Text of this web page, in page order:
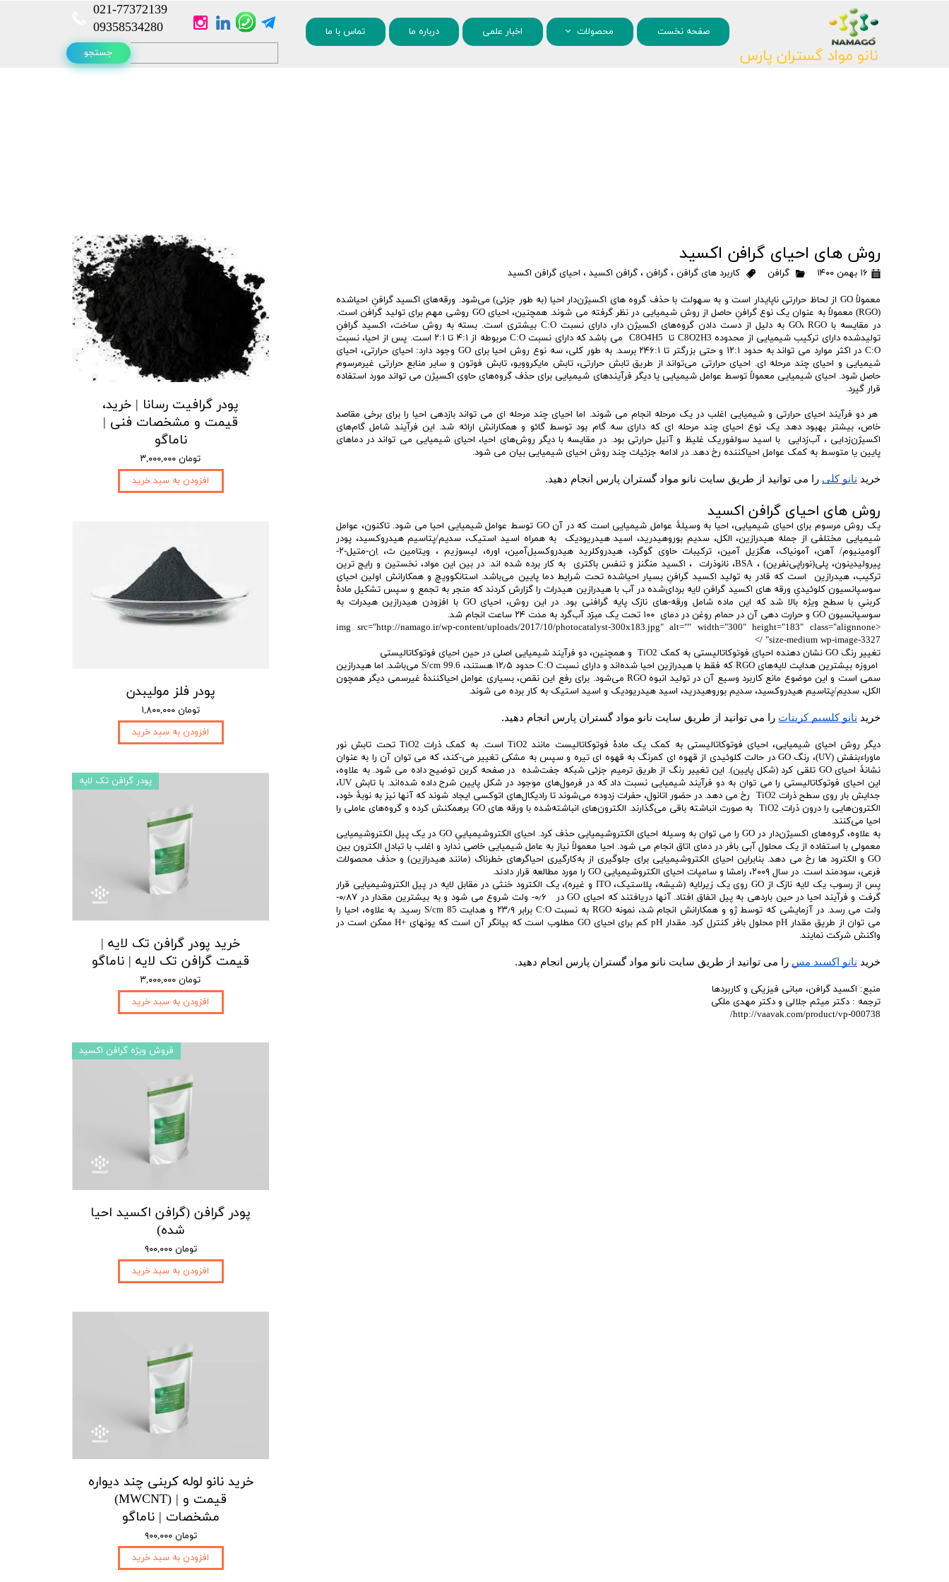
صفحه نخست محصولات اخبار علمی درباره ما تماس با ما
نانو مواد گستران پارس
021-77372139​​​​​​​
​​​​​​​09358534280
جستجو
۰
روش های احیای گرافن اکسید
۱۶ بهمن ۱۴۰۰ گرافن کاربرد های گرافن، گرافن، گرافن اکسید، احیای گرافن اکسید
معمولاً GO از لحاظ حرارتی ناپایدار است و به سهولت با حذف گروه های اکسیژن‌دار احیا (به طور جزئی) می‌شود. ورقه‌های اکسید گرافنِ احیاشده
(RGO) معمولاً به عنوان یک نوع گرافنِ حاصل از روش شیمیایی در نظر گرفته می شوند. همچنین، احیای GO روشی مهم برای تولید گرافن است.
در مقایسه با GO، RGO به دلیل از دست دادن گروه‌های اکسیژن دار، دارای نسبت C:O بیشتری است. بسته به روش ساخت، اکسید گرافنِ
تولیدشده دارای ترکیب شیمیایی از محدوده C8O2H3 تا C8O4H5 می باشد که دارای نسبت C:O مربوطه از ۴:۱ تا ۲:۱ است. پس از احیا، نسبت
C:O در اکثر موارد می تواند به حدود ۱۲:۱ و حتی بزرگتر تا ۲۴۶:۱ برسد. به طور کلی، سه نوع روش احیا برای GO وجود دارد: احیای حرارتی، احیای
شیمیایی و احیای چند مرحله ای. احیای حرارتی می‌تواند از طریق تابش حرارتی، تابش مایکروویو، تابش فوتون و سایر منابع حرارتی غیرمرسوم
حاصل شود. احیای شیمیایی معمولاً توسط عوامل شیمیایی یا دیگر فرآیندهای شیمیایی برای حذف گروه‌های حاوی اکسیژن می تواند مورد استفاده
قرار گیرد.
هر دو فرآیند احیای حرارتی و شیمیایی اغلب در یک مرحله انجام می شوند. اما احیای چند مرحله ای می تواند بازدهی احیا را برای برخی مقاصد
خاص، بیشتر بهبود دهد. یک نوع احیای چند مرحله ای که دارای سه گام بود توسط گائو و همکارانش ارائه شد. این فرآیند شامل گام‌های
اکسیژن‌زدایی ، آب‌زدایی با اسید سولفوریک غلیظ و آنیل حرارتی بود. در مقایسه با دیگر روش‌های احیا، احیای شیمیایی می تواند در دماهای
پایین یا متوسط به کمک عوامل احیاکننده رخ دهد. در ادامه جزئیات چند روش احیای شیمیایی بیان می شود.
خرید نانو کلی را می توانید از طریق سایت نانو مواد گستران پارس انجام دهید.
روش های احیای گرافن اکسید
یک روش مرسوم برای احیای شیمیایی، احیا به وسیلۀ عوامل شیمیایی است که در آن GO توسط عوامل شیمیایی احیا می شود. تاکنون، عوامل
شیمیایی مختلفی از جمله هیدرازین، الکل، سدیم بوروهیدرید، اسید هیدریودیک به همراه اسید استیک، سدیم/پتاسیم هیدروکسید، پودر
آلومینیوم/ آهن، آمونیاک، هگزیل آمین، ترکیبات حاوی گوگرد، هیدروکلرید هیدروکسیل‌آمین، اوره، لیسوزیم ، ویتامین ث، اِن-متیل-۲-
پیرولیدینون، پلی(نوراپی‌نفرین) ، BSA، نانوذرات ، اکسید منگنز و تنفس باکتری به کار برده شده اند. در بین این مواد، نخستین و رایج ترین
ترکیب، هیدرازین است که قادر به تولید اکسید گرافنِ بسیار احیاشده تحت شرایط دما پایین می‌باشد. استانکوویچ و همکارانش اولین احیای
سوسپانسیون کلوئیدیِ ورقه های اکسید گرافنِ لایه بردای‌شده در آب با هیدرازین هیدرات را گزارش کردند که منجر به تجمع و سپس تشکیل مادۀ
کربنیِ با سطح ویژه بالا شد که این ماده شامل ورقه-های نازک پایه گرافنی بود. در این روش، احیای GO با افزودن هیدرازین هیدرات به
سوسپانسیون GO و حرارت دهی آن در حمام روغن در دمای ۱۰۰ تحت یک مبرّد آب‌گرد به مدت ۲۴ ساعت انجام شد.
<img src="http://namago.ir/wp-content/uploads/2017/10/photocatalyst-300x183.jpg" alt="" width="300" height="183" class="alignnone
size-medium wp-image-3327" />
تغییر رنگ GO نشان دهنده احیای فوتوکاتالیستی به کمک TiO2 و همچنین، دو فرآیند شیمیایی اصلی در حین احیای فوتوکاتالیستی
امروزه بیشترین هدایت لایه‌های RGO که فقط با هیدرازین احیا شده‌اند و دارای نسبت C:O حدود ۱۲٫۵ هستند، S/cm 99.6 می‌باشد. اما هیدرازین
سمی است و این موضوع مانع کاربرد وسیع آن در تولید انبوه RGO می‌شود. برای رفع این نقص، بسیاری عوامل احیاکنندۀ غیرسمی دیگر همچون
الکل، سدیم/پتاسیم هیدروکسید، سدیم بوروهیدرید، اسید هیدریودیک و اسید استیک به کار برده می شوند.
خرید نانو کلسیم کربنات را می توانید از طریق سایت نانو مواد گستران پارس انجام دهید.
دیگر روش احیای شیمیایی، احیای فوتوکاتالیستی به کمک یک مادۀ فوتوکاتالیست مانند TiO2 است. به کمک ذرات TiO2 تحت تابش نور
ماوراءبنفش (UV)، رنگ GO در حالت کلوئیدی از قهوه ای کمرنگ به قهوه ای تیره و سپس به مشکی تغییر می-کند، که می توان آن را به عنوان
نشانۀ احیای GO تلقی کرد (شکل پایین). این تغییر رنگ از طریق ترمیم جزئی شبکه جفت‌شده در صفحه کربن توضیح داده می شود. به علاوه،
این احیای فوتوکاتالیستی را می توان به دو فرآیند شیمیایی نسبت داد که در فرمول‌های موجود در شکل پایین شرح داده شده‌اند. با تابش UV،
جدایش بار روی سطح ذرات TiO2 رخ می دهد. در حضور اتانول، حفرات زدوده می‌شوند تا رادیکال‌های اتوکسی ایجاد شوند که آنها نیز به نوبۀ خود،
الکترون‌هایی را درون ذرات TiO2 به صورت انباشته باقی می‌گذارند. الکترون‌های انباشته‌شده با ورقه های GO برهمکنش کرده و گروه‌های عاملی را
احیا می‌کنند.
به علاوه، گروه‌های اکسیژن‌دار در GO را می توان به وسیله احیای الکتروشیمیایی حذف کرد. احیای الکتروشیمیاییِ GO در یک پیل الکتروشیمیایی
معمولی با استفاده از یک محلول آبی بافر در دمای اتاق انجام می شود. احیا معمولاً نیاز به عامل شیمیایی خاصی ندارد و اغلب با تبادل الکترون بین
GO و الکترود ها رخ می دهد. بنابراین احیای الکتروشیمیایی برای جلوگیری از به‌کارگیری احیاگرهای خطرناک (مانند هیدرازین) و حذف محصولات
فرعی، سودمند است. در سال ۲۰۰۹، رامشا و سامپات احیای الکتروشیمیایی GO را مورد مطالعه قرار دادند.
پس از رسوب یک لایه نازک از GO روی یک زیرلایه (شیشه، پلاستیک، ITO و غیره)، یک الکترود خنثی در مقابل لایه در پیل الکتروشیمیایی قرار
گرفت و فرآیند احیا در حین باردهی به پیل اتفاق افتاد. آنها دریافتند که احیای GO در ۰٫۶- ولت شروع می شود و به بیشترین مقدار در ۰٫۸۷-
ولت می رسد. در آزمایشی که توسط ژو و همکارانش انجام شد، نمونه RGO به نسبت C:O برابر ۲۳٫۹ و هدایت S/cm 85 رسید. به علاوه، احیا را
می توان از طریق مقدار pH محلول بافر کنترل کرد. مقدار pH کم برای احیای GO مطلوب است که بیانگر آن است که یونهای +H ممکن است در
واکنش شرکت نمایند.
خرید نانو اکسید مس را می توانید از طریق سایت نانو مواد گستران پارس انجام دهید.
منبع: اکسید گرافن، مبانی فیزیکی و کاربردها
ترجمه : دکتر میثم جلالی و دکتر مهدی ملکی
http://vaavak.com/product/vp-000738/
پودر گرافیت رسانا | خرید،
قیمت و مشخصات فنی |
ناماگو
۳,۰۰۰,۰۰۰ تومان
افزودن به سبد خرید
پودر فلز مولیبدن
۱,۸۰۰,۰۰۰ تومان
افزودن به سبد خرید
خرید پودر گرافن تک لایه |
قیمت گرافن تک لایه | ناماگو
۳,۰۰۰,۰۰۰ تومان
افزودن به سبد خرید
پودر گرافن تک لایه
پودر گرافن (گرافن اکسید احیا
شده)
۹۰۰,۰۰۰ تومان
افزودن به سبد خرید
فروش ویژه گرافن اکسید
خرید نانو لوله کربنی چند دیواره
(MWCNT) | قیمت و
مشخصات | ناماگو
۹۰۰,۰۰۰ تومان
افزودن به سبد خرید